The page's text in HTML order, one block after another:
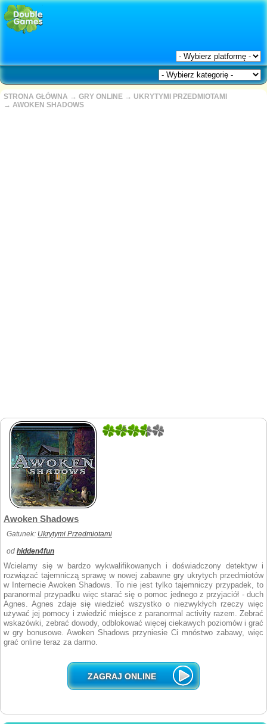
STRONA GŁÓWNA → GRY ONLINE → UKRYTYMI PRZEDMIOTAMI
→ AWOKEN SHADOWS
5
Awoken Shadows
Gatunek: Ukrytymi Przedmiotami
od hidden4fun
Wcielamy się w bardzo wykwalifikowanych i doświadczony detektyw i
rozwiązać tajemniczą sprawę w nowej zabawne gry ukrytych przedmiotów
w Internecie Awoken Shadows. To nie jest tylko tajemniczy przypadek, to
paranormal przypadku więc starać się o pomoc jednego z przyjaciół - duch
Agnes. Agnes zdaje się wiedzieć wszystko o niezwykłych rzeczy więc
używać jej pomocy i zwiedzić miejsce z paranormal activity razem. Zebrać
wskazówki, zebrać dowody, odblokować więcej ciekawych poziomów i grać
w gry bonusowe. Awoken Shadows przyniesie Ci mnóstwo zabawy, więc
grać online teraz za darmo.
ZAGRAJ ONLINE